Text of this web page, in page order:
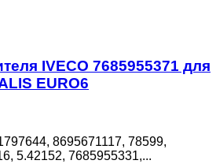
IVECO 7685955371 для
EURO6
8695671117, 78599,
5.42152, 7685955331,...